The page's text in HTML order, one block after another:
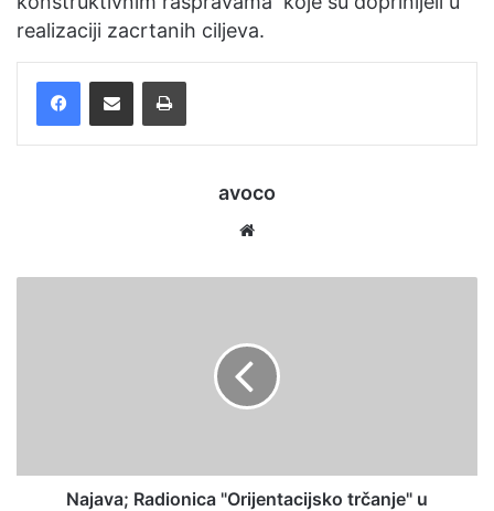
realizaciji zacrtanih ciljeva.
FacebookPodijelite putem e-pošte Ispis
avoco
Najava; Radionica "Orijentacijsko trčanje" u